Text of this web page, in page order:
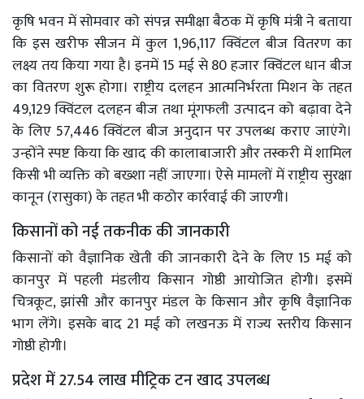
कृषि भवन में सोमवार को संपन्न समीक्षा बैठक में कृषि मंत्री ने बताया
कि इस खरीफ सीजन में कुल 1,96,117 क्विंटल बीज वितरण का
लक्ष्य तय किया गया है। इनमें 15 मई से 80 हजार क्विंटल धान बीज
का वितरण शुरू होगा। राष्ट्रीय दलहन आत्मनिर्भरता मिशन के तहत
49,129 क्विंटल दलहन बीज तथा मूंगफली उत्पादन को बढ़ावा देने
के लिए 57,446 क्विंटल बीज अनुदान पर उपलब्ध कराए जाएंगे।
उन्होंने स्पष्ट किया कि खाद की कालाबाजारी और तस्करी में शामिल
किसी भी व्यक्ति को बख्शा नहीं जाएगा। ऐसे मामलों में राष्ट्रीय सुरक्षा
कानून (रासुका) के तहत भी कठोर कार्रवाई की जाएगी।
किसानों को नई तकनीक की जानकारी
किसानों को वैज्ञानिक खेती की जानकारी देने के लिए 15 मई को
कानपुर में पहली मंडलीय किसान गोष्ठी आयोजित होगी। इसमें
चित्रकूट, झांसी और कानपुर मंडल के किसान और कृषि वैज्ञानिक
भाग लेंगे। इसके बाद 21 मई को लखनऊ में राज्य स्तरीय किसान
गोष्ठी होगी।
प्रदेश में 27.54 लाख मीट्रिक टन खाद उपलब्ध